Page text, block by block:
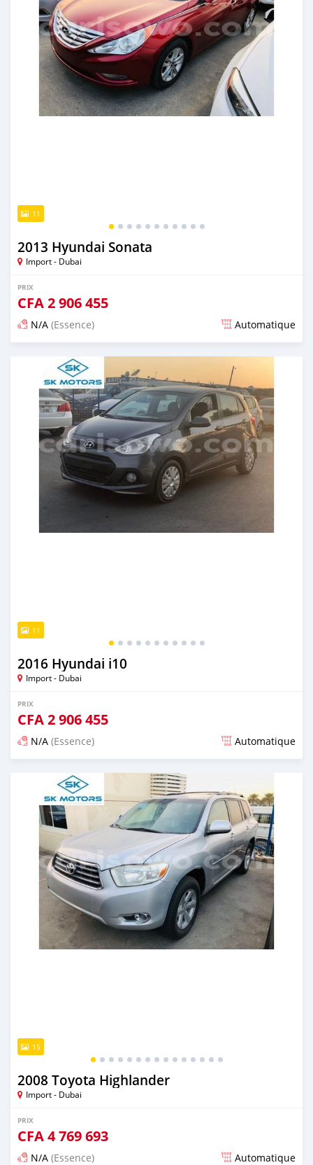
11
2013 Hyundai Sonata
Import - Dubai
PRIX
CFA2 906 455
N/A (Essence) Automatique
Publié il y a presque 6 ans
11
2016 Hyundai i10
Import - Dubai
PRIX
CFA2 906 455
N/A (Essence) Automatique
Publié il y a presque 6 ans
15
2008 Toyota Highlander
Import - Dubai
PRIX
CFA4 769 693
N/A (Essence) Automatique